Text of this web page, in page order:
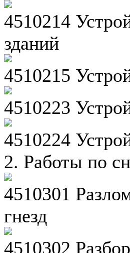
4510214
зданий
4510215
4510223
4510224
2. Работы по
4510301
гнезд
4510302